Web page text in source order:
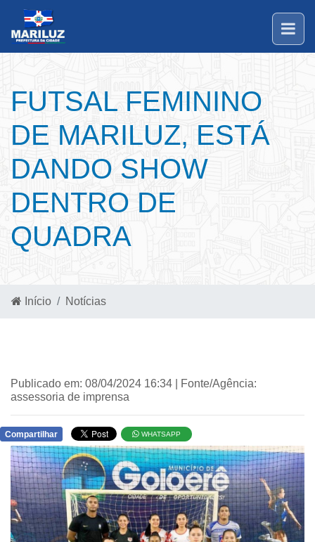
FUTSAL FEMININO
DE MARILUZ, ESTÁ
DANDO SHOW
DENTRO DE
QUADRA
Início Notícias
Publicado em: 08/04/2024 16:34 | Fonte/Agência:
assessoria de imprensa
Compartilhar WHATSAPP